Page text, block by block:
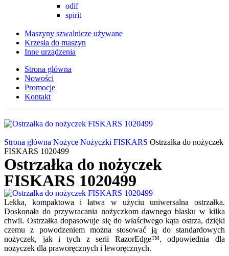
odif
spirit
Maszyny szwalnicze używane
Krzesła do maszyn
Inne urządzenia
Strona główna
Nowości
Promocje
Kontakt
Strona główna Nożyce Nożyczki FISKARS Ostrzałka do nożyczek
FISKARS 1020499
Ostrzałka do nożyczek
FISKARS 1020499
Lekka, kompaktowa i łatwa w użyciu uniwersalna ostrzałka.
Doskonała do przywracania nożyczkom dawnego blasku w kilka
chwil. Ostrzałka dopasowuje się do właściwego kąta ostrza, dzięki
czemu z powodzeniem można stosować ją do standardowych
nożyczek, jak i tych z serii RazorEdge™, odpowiednia dla
nożyczek dla praworęcznych i leworęcznych.